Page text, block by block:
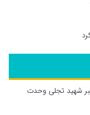
شهید تجلی وحدت